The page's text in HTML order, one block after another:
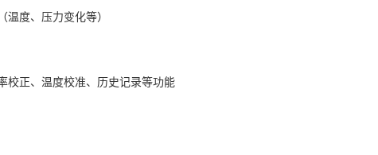
度、压力变化等）
校正、温度校准、历史记录等功能